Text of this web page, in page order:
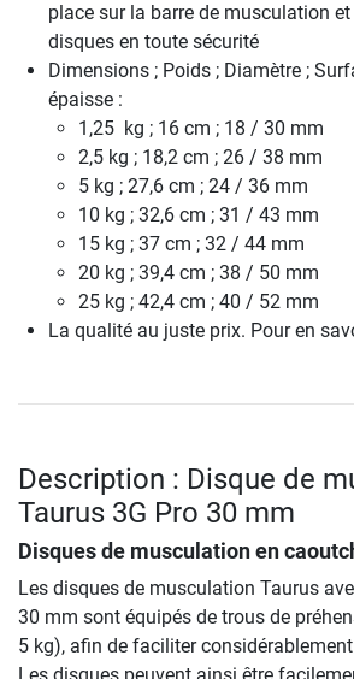
place sur la barre de musculation
disques en toute sécurité
Dimensions ; Poids ; Diamètre ;
épaisse :
1,25 kg ; 16 cm ; 18 / 30 mm
2,5 kg ; 18,2 cm ; 26 / 38 mm
5 kg ; 27,6 cm ; 24 / 36 mm
10 kg ; 32,6 cm ; 31 / 43 mm
15 kg ; 37 cm ; 32 / 44 mm
20 kg ; 39,4 cm ; 38 / 50 mm
25 kg ; 42,4 cm ; 40 / 52 mm
La qualité au juste prix. Pour en
Description : Disque de
Taurus 3G Pro 30 mm
Disques de musculation en
Les disques de musculation Taurus
30 mm sont équipés de trous de
5 kg), afin de faciliter